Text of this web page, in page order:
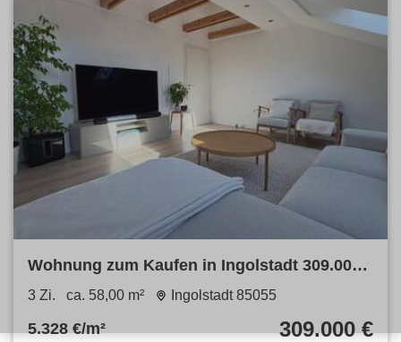
Wohnung zum Kaufen in Ingolstadt 309.000
€ 58 m²
3 Zi. ca. 58,00 m² Ingolstadt 85055
5.328 €/m² 309.000 €